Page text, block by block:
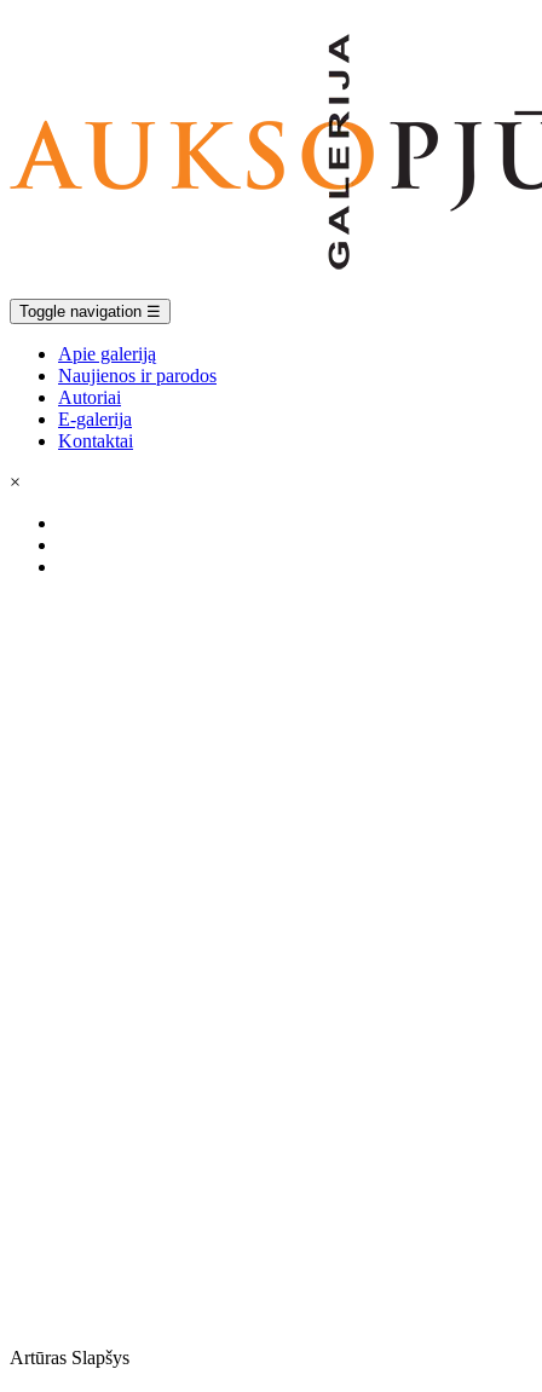
Toggle navigation ☰
Apie galeriją
Naujienos ir parodos
Autoriai
E-galerija
Kontaktai
×
Artūras Slapšys